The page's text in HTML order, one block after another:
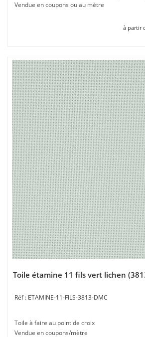
Vendue en coupons ou au mètre
à partir
Toile étamine 11 fils vert lichen
ETAMINE-11-FILS-3813-DMC
Toile à faire au point de croix
Vendue en coupons/mètre